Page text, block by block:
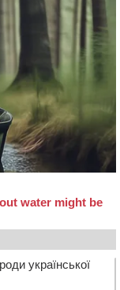
української